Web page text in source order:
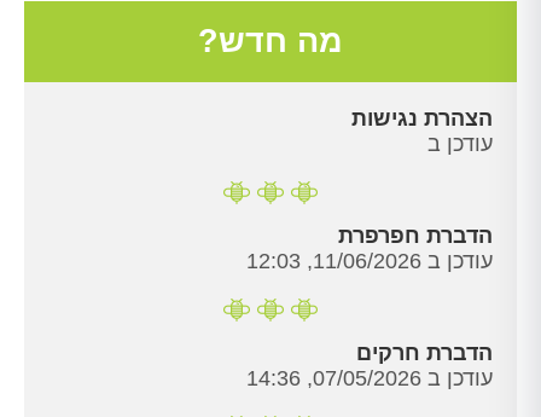
מה חדש?
הצהרת נגישות
עודכן ב
הדברת חפרפרת
עודכן ב 11/06/2026, 12:03
הדברת חרקים
עודכן ב 07/05/2026, 14:36